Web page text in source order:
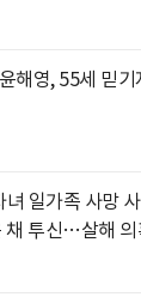
해영, 55세 믿기
일가족 사망
채 투신…살해 의